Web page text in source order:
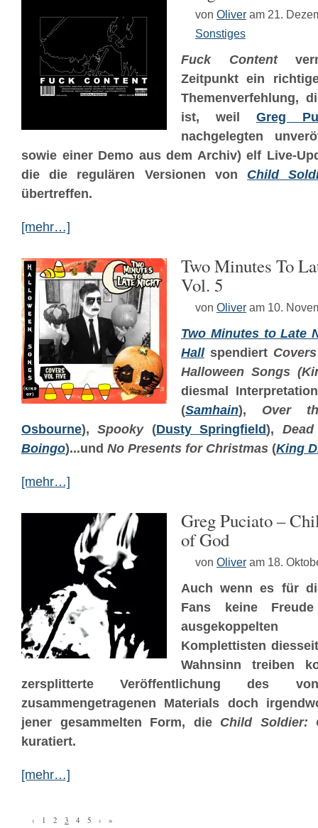
von Oliver am 21.
Sonstiges
Fuck Content
Zeitpunkt ein
Themenverfehlung,
ist, weil Greg
nachgelegten
sowie einer Demo aus dem Archiv) elf Live-
die die regulären Versionen von Child
übertreffen.
[mehr…]
Two Minutes To
Vol. 5
von Oliver am 10.
Two Minutes to Late
Hallspendiert
Halloween Songs
diesmal
(Samhain), Over
Osbourne),Spooky(Dusty Springfield),
Boingo)...und No Presents for Christmas (King
[mehr…]
Greg Puciato –
of God
von Oliver am 18.
Auch wenn es für
Fans keine
Komplettisten
Wahnsinn treiben
zersplitterte Veröffentlichung des von
zusammengetragenen Materials doch
jener gesammelten Form, die Child Soldier:
kuratiert.
[mehr…]
‹ 1 2 3 4 5 › »